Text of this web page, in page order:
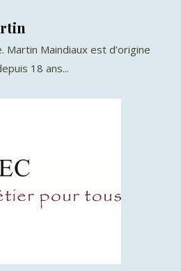
Martin Maindiaux est d’origine
18 ans...